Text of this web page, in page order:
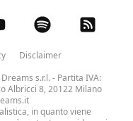
Disclaimer
s.r.l.- Partita IVA:
Albricci 8, 20122 Milano
in quanto viene